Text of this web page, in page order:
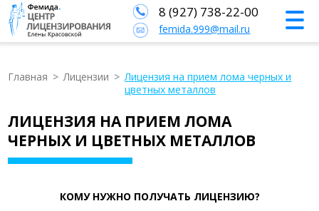
8 (927) 738-22-00
femida.999@mail.ru
Главная > Лицензии > Лицензия на прием лома черных и
цветных металлов
ЛИЦЕНЗИЯ НА ПРИЕМ ЛОМА
ЧЕРНЫХ И ЦВЕТНЫХ МЕТАЛЛОВ
КОМУ НУЖНО ПОЛУЧАТЬ ЛИЦЕНЗИЮ?